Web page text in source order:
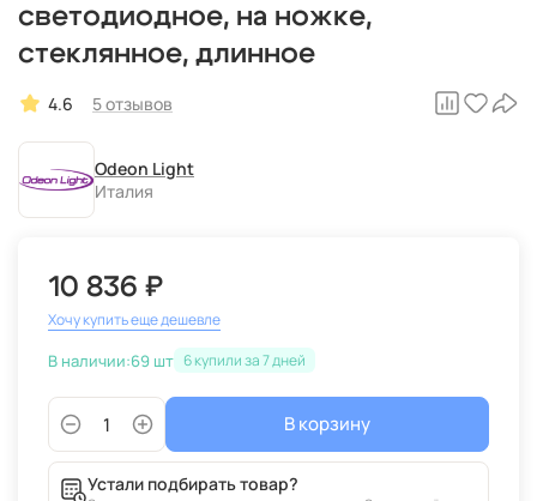
светодиодное, на ножке,
стеклянное, длинное
4.6 5 отзывов
Odeon Light
Италия
10 836 ₽
Хочу купить еще дешевле
В наличии:69 шт 6
В корзину
Устали подбирать товар?